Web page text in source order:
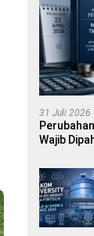
31 Juli 2026
Wajib